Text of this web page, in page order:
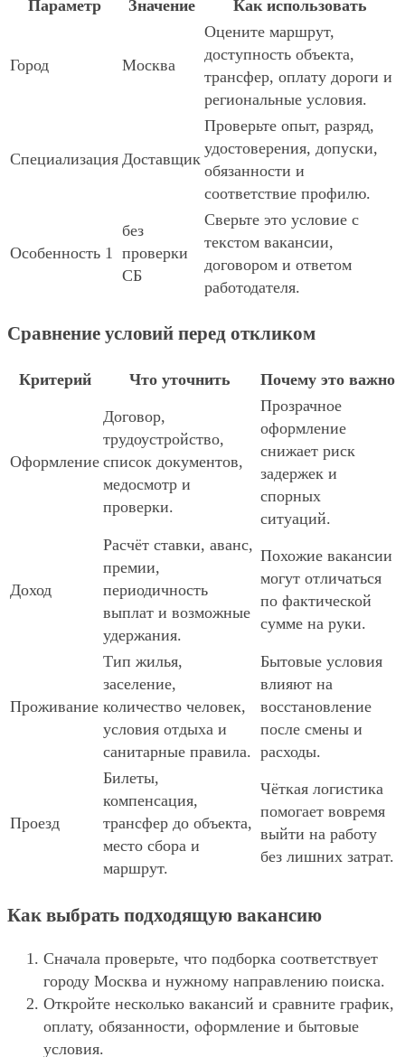
Параметр Значение Как использовать
Город Москва
Оцените маршрут,
доступность объекта,
трансфер, оплату дороги и
региональные условия.
Специализация Доставщик
Проверьте опыт, разряд,
удостоверения, допуски,
обязанности и
соответствие профилю.
Особенность 1
без
проверки
СБ
Сверьте это условие с
текстом вакансии,
договором и ответом
работодателя.
Сравнение условий перед откликом
Критерий Что уточнить Почему это важно
Оформление
Договор,
трудоустройство,
список документов,
медосмотр и
проверки.
Прозрачное
оформление
снижает риск
задержек и
спорных
ситуаций.
Доход
Расчёт ставки, аванс,
премии,
периодичность
выплат и возможные
удержания.
Похожие вакансии
могут отличаться
по фактической
сумме на руки.
Проживание
Тип жилья,
заселение,
количество человек,
условия отдыха и
санитарные правила.
Бытовые условия
влияют на
восстановление
после смены и
расходы.
Проезд
Билеты,
компенсация,
трансфер до объекта,
место сбора и
маршрут.
Чёткая логистика
помогает вовремя
выйти на работу
без лишних затрат.
Как выбрать подходящую вакансию
Сначала проверьте, что подборка соответствует
городу Москва и нужному направлению поиска.
Откройте несколько вакансий и сравните график,
оплату, обязанности, оформление и бытовые
условия.